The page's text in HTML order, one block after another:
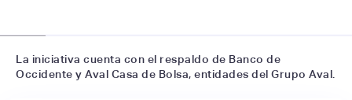
La iniciativa cuenta con el respaldo de Banco de
Occidente y Aval Casa de Bolsa, entidades del Grupo Aval.